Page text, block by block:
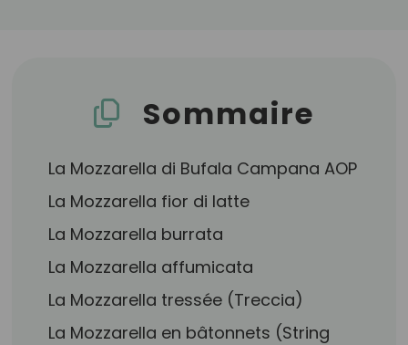
Sommaire
La Mozzarella di Bufala Campana AOP
La Mozzarella fior di latte
La Mozzarella burrata
La Mozzarella affumicata
La Mozzarella tressée (Treccia)
La Mozzarella en bâtonnets (String